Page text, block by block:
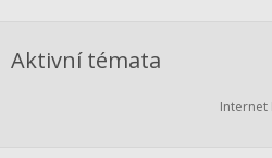
Aktivní témata
Internet